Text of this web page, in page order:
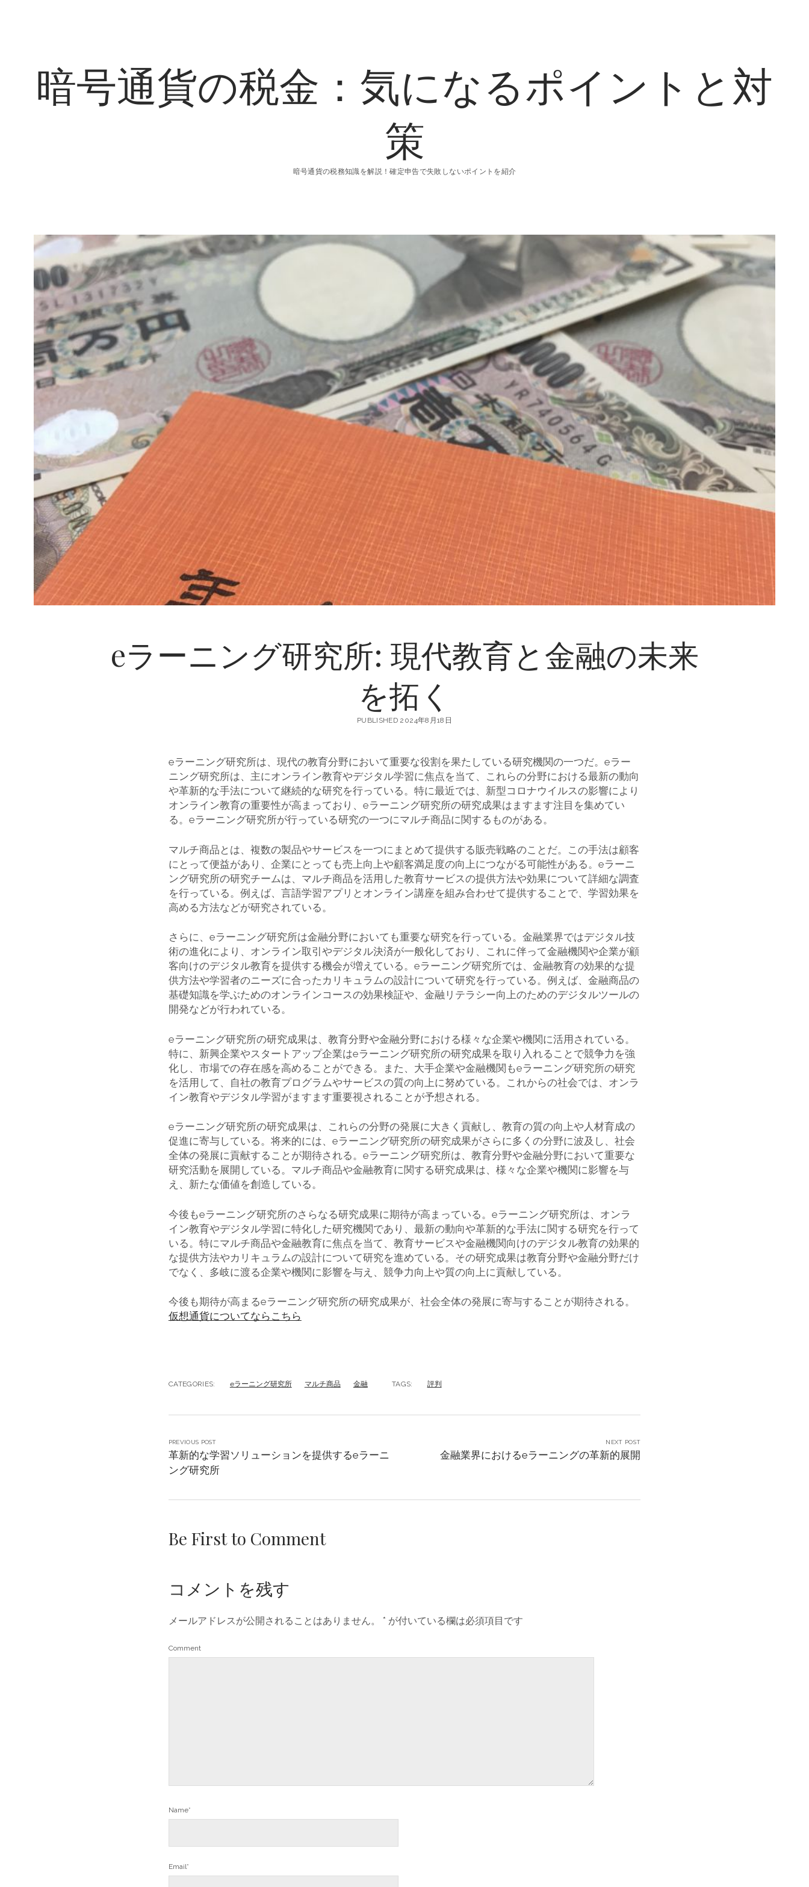
暗号通貨の税金：気になるポイントと対
策
暗号通貨の税務知識を解説！確定申告で失敗しないポイントを紹介
eラーニング研究所: 現代教育と金融の未来
を拓く
PUBLISHED 2024年8月18日
eラーニング研究所は、現代の教育分野において重要な役割を果たしている研究機関の一つだ。 eラー
ニング研究所は、主にオンライン教育やデジタル学習に焦点を当て、これらの分野における最新の動向
や革新的な手法について継続的な研究を行っている。特に最近では、新型コロナウイルスの影響により
オンライン教育の重要性が高まっており、eラーニング研究所の研究成果はますます注目を集めてい
る。eラーニング研究所が行っている研究の一つにマルチ商品に関するものがある。
マルチ商品とは、複数の製品やサービスを一つにまとめて提供する販売戦略のことだ。この手法は顧客
にとって便益があり、企業にとっても売上向上や顧客満足度の向上につながる可能性がある。eラーニ
ング研究所の研究チームは、マルチ商品を活用した教育サービスの提供方法や効果について詳細な調査
を行っている。例えば、言語学習アプリとオンライン講座を組み合わせて提供することで、学習効果を
高める方法などが研究されている。
さらに、eラーニング研究所は金融分野においても重要な研究を行っている。金融業界ではデジタル技
術の進化により、オンライン取引やデジタル決済が一般化しており、これに伴って金融機関や企業が顧
客向けのデジタル教育を提供する機会が増えている。eラーニング研究所では、金融教育の効果的な提
供方法や学習者のニーズに合ったカリキュラムの設計について研究を行っている。例えば、金融商品の
基礎知識を学ぶためのオンラインコースの効果検証や、金融リテラシー向上のためのデジタルツールの
開発などが行われている。
eラーニング研究所の研究成果は、教育分野や金融分野における様々な企業や機関に活用されている。
特に、新興企業やスタートアップ企業はeラーニング研究所の研究成果を取り入れることで競争力を強
化し、市場での存在感を高めることができる。また、大手企業や金融機関もeラーニング研究所の研究
を活用して、自社の教育プログラムやサービスの質の向上に努めている。これからの社会では、オンラ
イン教育やデジタル学習がますます重要視されることが予想される。
eラーニング研究所の研究成果は、これらの分野の発展に大きく貢献し、教育の質の向上や人材育成の
促進に寄与している。将来的には、eラーニング研究所の研究成果がさらに多くの分野に波及し、社会
全体の発展に貢献することが期待される。eラーニング研究所は、教育分野や金融分野において重要な
研究活動を展開している。マルチ商品や金融教育に関する研究成果は、様々な企業や機関に影響を与
え、新たな価値を創造している。
今後もeラーニング研究所のさらなる研究成果に期待が高まっている。eラーニング研究所は、オンラ
イン教育やデジタル学習に特化した研究機関であり、最新の動向や革新的な手法に関する研究を行って
いる。特にマルチ商品や金融教育に焦点を当て、教育サービスや金融機関向けのデジタル教育の効果的
な提供方法やカリキュラムの設計について研究を進めている。その研究成果は教育分野や金融分野だけ
でなく、多岐に渡る企業や機関に影響を与え、競争力向上や質の向上に貢献している。
今後も期待が高まるeラーニング研究所の研究成果が、社会全体の発展に寄与することが期待される。
仮想通貨についてならこちら
CATEGORIES: eラーニング研究所 マルチ商品 金融 TAGS: 評判
PREVIOUS POST
革新的な学習ソリューションを提供するeラーニ
ング研究所
NEXT POST
金融業界におけるeラーニングの革新的展開
Be First to Comment
コメントを残す
メールアドレスが公開されることはありません。 * が付いている欄は必須項目です
Comment
Name*
Email*